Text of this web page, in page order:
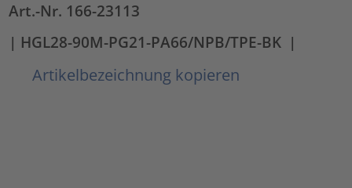
Art.-Nr. 166-23113
| HGL28-90M-PG21-PA66/NPB/TPE-BK |
Artikelbezeichnung kopieren